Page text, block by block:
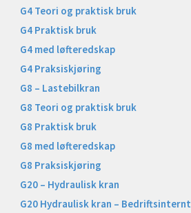
G4 Teori og praktisk bruk
G4 Praktisk bruk
G4 med løfteredskap
G4 Praksiskjøring
G8 – Lastebilkran
G8 Teori og praktisk bruk
G8 Praktisk bruk
G8 med løfteredskap
G8 Praksiskjøring
G20 – Hydraulisk kran
G20 Hydraulisk kran – Bedriftsinternt